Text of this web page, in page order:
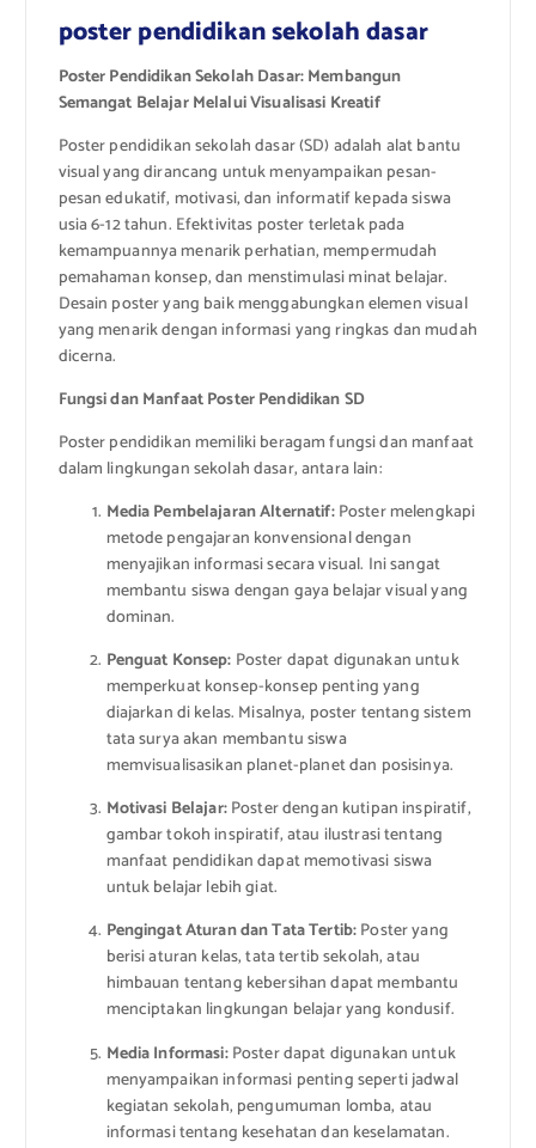
poster pendidikan sekolah dasar
Poster Pendidikan Sekolah Dasar: Membangun
Semangat Belajar Melalui Visualisasi Kreatif
Poster pendidikan sekolah dasar (SD) adalah alat bantu
visual yang dirancang untuk menyampaikan pesan-
pesan edukatif, motivasi, dan informatif kepada siswa
usia 6-12 tahun. Efektivitas poster terletak pada
kemampuannya menarik perhatian, mempermudah
pemahaman konsep, dan menstimulasi minat belajar.
Desain poster yang baik menggabungkan elemen visual
yang menarik dengan informasi yang ringkas dan mudah
dicerna.
Fungsi dan Manfaat Poster Pendidikan SD
Poster pendidikan memiliki beragam fungsi dan manfaat
dalam lingkungan sekolah dasar, antara lain:
Media Pembelajaran Alternatif:Poster melengkapi
metode pengajaran konvensional dengan
menyajikan informasi secara visual. Ini sangat
membantu siswa dengan gaya belajar visual yang
dominan.
Penguat Konsep: Poster dapat digunakan untuk
memperkuat konsep-konsep penting yang
diajarkan di kelas. Misalnya, poster tentang sistem
tata surya akan membantu siswa
memvisualisasikan planet-planet dan posisinya.
Motivasi Belajar:Poster dengan kutipan inspiratif,
gambar tokoh inspiratif, atau ilustrasi tentang
manfaat pendidikan dapat memotivasi siswa
untuk belajar lebih giat.
Pengingat Aturan dan Tata Tertib:Poster yang
berisi aturan kelas, tata tertib sekolah, atau
himbauan tentang kebersihan dapat membantu
menciptakan lingkungan belajar yang kondusif.
Media Informasi:Poster dapat digunakan untuk
menyampaikan informasi penting seperti jadwal
kegiatan sekolah, pengumuman lomba, atau
informasi tentang kesehatan dan keselamatan.